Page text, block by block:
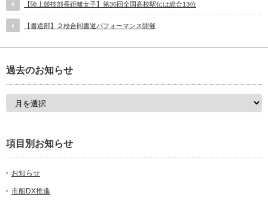
【陸上競技部長距離女子】第36回全国高校駅伝は総合13位
【書道部】２校合同書道パフォーマンス開催
過去のお知らせ
項目別お知らせ
お知らせ
市船DX推進